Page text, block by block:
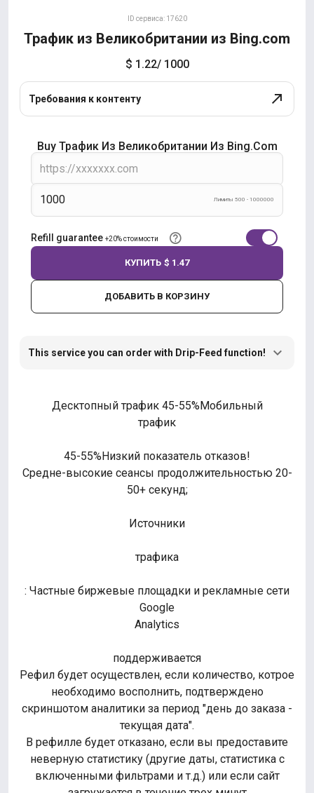
ID сервиса: 17620
Трафик из Великобритании из Bing.com
$ 1.22/ 1000
Требования к контенту
Buy Трафик Из Великобритании Из Bing.com
Лимиты 500 - 1000000
Refill guarantee +20% стоимости
ДОБАВИТЬ В КОРЗИНУ
КУПИТЬ $ 1.47
This service you can order with Drip-Feed function!
Десктопный трафик 45-55%Мобильный
трафик
45-55%Низкий показатель отказов!
Средне-высокие сеансы продолжительностью 20-
50+ секунд;
Источники
трафика
: Частные биржевые площадки и рекламные сети
Google
Analytics
поддерживается
Рефил будет осуществлен, если количество, котрое
необходимо восполнить, подтверждено
скриншотом аналитики за период "день до заказа -
текущая дата".
В рефилле будет отказано, если вы предоставите
неверную статистику (другие даты, статистика с
включенными фильтрами и т.д.) или если сайт